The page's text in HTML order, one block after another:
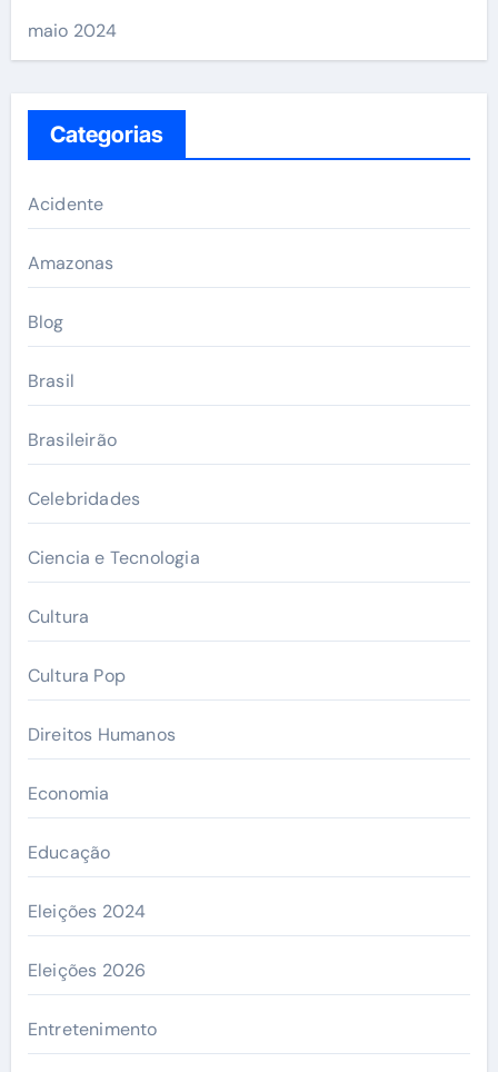
maio 2024
Categorias
Acidente
Amazonas
Blog
Brasil
Brasileirão
Celebridades
Ciencia e Tecnologia
Cultura
Cultura Pop
Direitos Humanos
Economia
Educação
Eleições 2024
Eleições 2026
Entretenimento